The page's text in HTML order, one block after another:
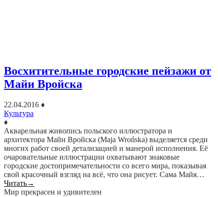
Восхитительные городские пейзажи от
Майи Вройска
22.04.2016 ♦
Культура
♦
Акварельная живопись польского иллюстратора и
архитектора Майи Вройска (Maja Wrońska) выделяется среди
многих работ своей детализацией и манерой исполнения. Её
очаровательные иллюстрации охватывают знаковые
городские достопримечательности со всего мира, показывая
свой красочный взгляд на всё, что она рисует. Сама Майя…
Читать→
Мир прекрасен и удивителен